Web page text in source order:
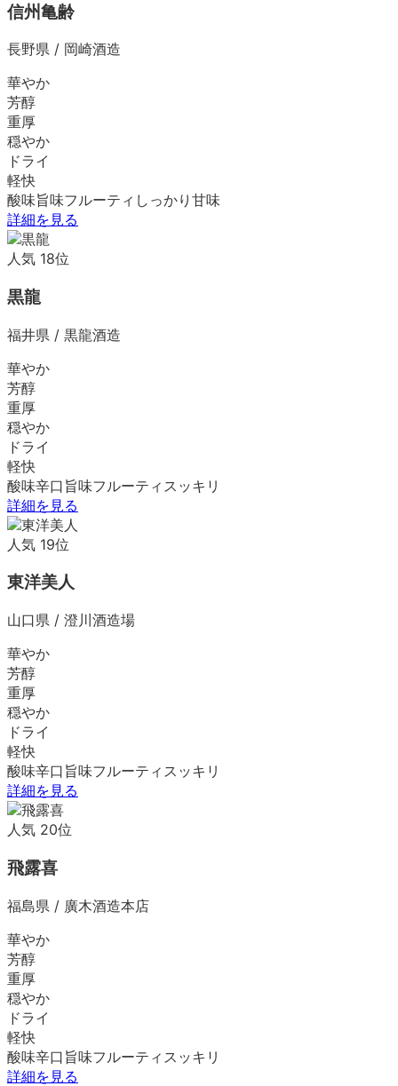
信州亀齢
長野県 / 岡崎酒造
華やか
芳醇
重厚
穏やか
ドライ
軽快
酸味旨味フルーティ しっかり 甘味
詳細を見る
人気 18位
黒龍
福井県 / 黒龍酒造
華やか
芳醇
重厚
穏やか
ドライ
軽快
酸味辛口 旨味フルーティ スッキリ
詳細を見る
人気 19位
東洋美人
山口県 / 澄川酒造場
華やか
芳醇
重厚
穏やか
ドライ
軽快
酸味辛口 旨味フルーティ スッキリ
詳細を見る
人気 20位
飛露喜
福島県 / 廣木酒造本店
華やか
芳醇
重厚
穏やか
ドライ
軽快
酸味辛口 旨味フルーティ スッキリ
詳細を見る